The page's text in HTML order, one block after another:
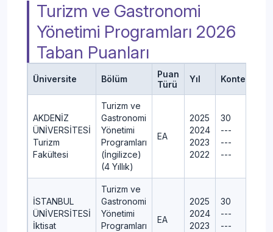
Turizm ve Gastronomi
Yönetimi Programları 2026
Taban Puanları
Üniversite Bölüm
Puan
Türü
Yıl Kontenjan
AKDENİZ
ÜNİVERSİTESİ
Turizm
Fakültesi
Turizm ve
Gastronomi
Yönetimi
Programları
(İngilizce)
(4 Yıllık)
EA
2025
2024
2023
2022
30
---
---
---
İSTANBUL
ÜNİVERSİTESİ
İktisat
Turizm ve
Gastronomi
Yönetimi
Programları
EA
2025
2024
2023
30
---
---